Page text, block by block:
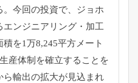
今回の投資で、ジョホ
エンジニアリング・加工
を1万8,245平方メート
産体制を確立することを
ら輸出の拡大が見込まれ